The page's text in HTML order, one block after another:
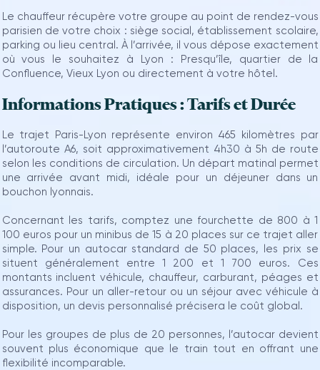
Le chauffeur récupère votre groupe au point de rendez-vous
parisien de votre choix : siège social, établissement scolaire,
parking ou lieu central. À l’arrivée, il vous dépose exactement
où vous le souhaitez à Lyon : Presqu’île, quartier de la
Confluence, Vieux Lyon ou directement à votre hôtel.
Informations Pratiques : Tarifs et Durée
Le trajet Paris-Lyon représente environ 465 kilomètres par
l’autoroute A6, soit approximativement 4h30 à 5h de route
selon les conditions de circulation. Un départ matinal permet
une arrivée avant midi, idéale pour un déjeuner dans un
bouchon lyonnais.
Concernant les tarifs, comptez une fourchette de 800 à 1
100 euros pour un minibus de 15 à 20 places sur ce trajet aller
simple. Pour un autocar standard de 50 places, les prix se
situent généralement entre 1 200 et 1 700 euros. Ces
montants incluent véhicule, chauffeur, carburant, péages et
assurances. Pour un aller-retour ou un séjour avec véhicule à
disposition, un devis personnalisé précisera le coût global.
Pour les groupes de plus de 20 personnes, l’autocar devient
souvent plus économique que le train tout en offrant une
flexibilité incomparable.